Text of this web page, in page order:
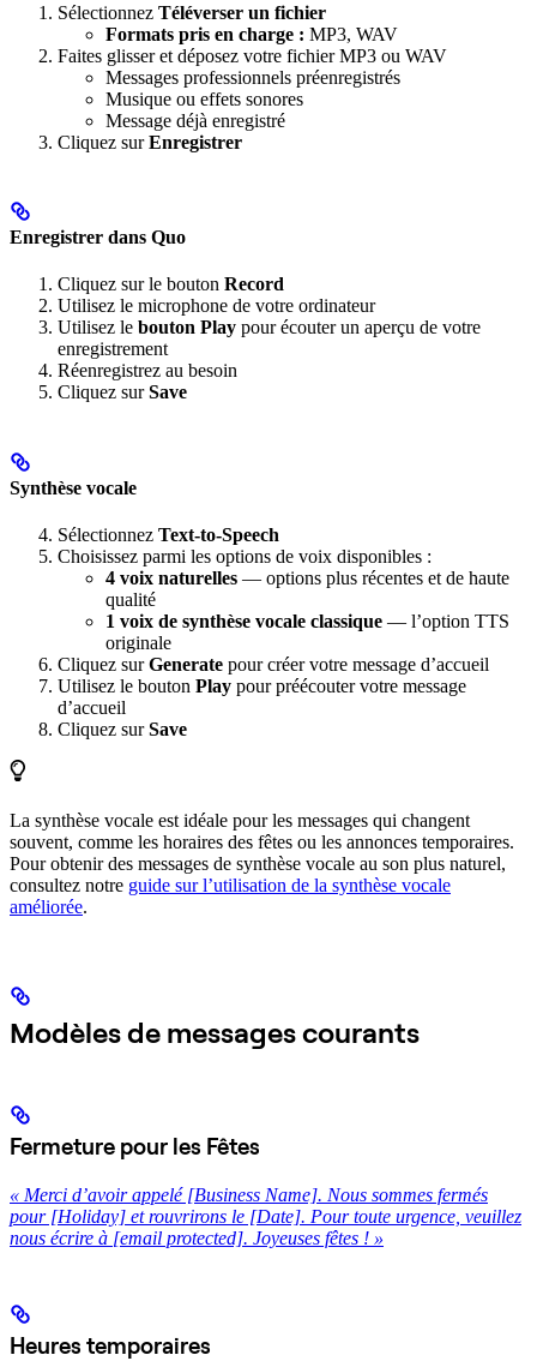
Sélectionnez Téléverser un fichier
Formats pris en charge : MP3, WAV
Faites glisser et déposez votre fichier MP3 ou WAV
Messages professionnels préenregistrés
Musique ou effets sonores
Message déjà enregistré
Cliquez surEnregistrer
Enregistrer dans Quo
Cliquez sur le bouton Record
Utilisez le microphone de votre ordinateur
Utilisez le bouton Play pour écouter un aperçu de votre
enregistrement
Réenregistrez au besoin
Cliquez surSave
Synthèse vocale
Sélectionnez Text-to-Speech
Choisissez parmi les options de voix disponibles :
4 voix naturelles — options plus récentes et de haute
qualité
1 voix de synthèse vocale classique — l’option TTS
originale
Cliquez surGenerate pour créer votre message d’accueil
Utilisez le bouton Play pour préécouter votre message
d’accueil
Cliquez surSave
La synthèse vocale est idéale pour les messages qui changent
souvent, comme les horaires des fêtes ou les annonces temporaires.
Pour obtenir des messages de synthèse vocale au son plus naturel,
consultez notre guide sur l’utilisation de la synthèse vocale
améliorée.
Modèles de messages courants
Fermeture pour les Fêtes
« Merci d’avoir appelé [Business Name]. Nous sommes fermés
pour [Holiday] et rouvrirons le [Date]. Pour toute urgence, veuillez
nous écrire à [email protected]. Joyeuses fêtes ! »
Heures temporaires